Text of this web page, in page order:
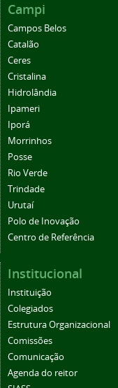
Campi
Campos Belos
Catalão
Ceres
Cristalina
Hidrolândia
Ipameri
Iporá
Morrinhos
Posse
Rio Verde
Trindade
Urutaí
Polo de Inovação
Centro de Referência
Institucional
Instituição
Colegiados
Estrutura Organizacional
Comissões
Comunicação
Agenda do reitor